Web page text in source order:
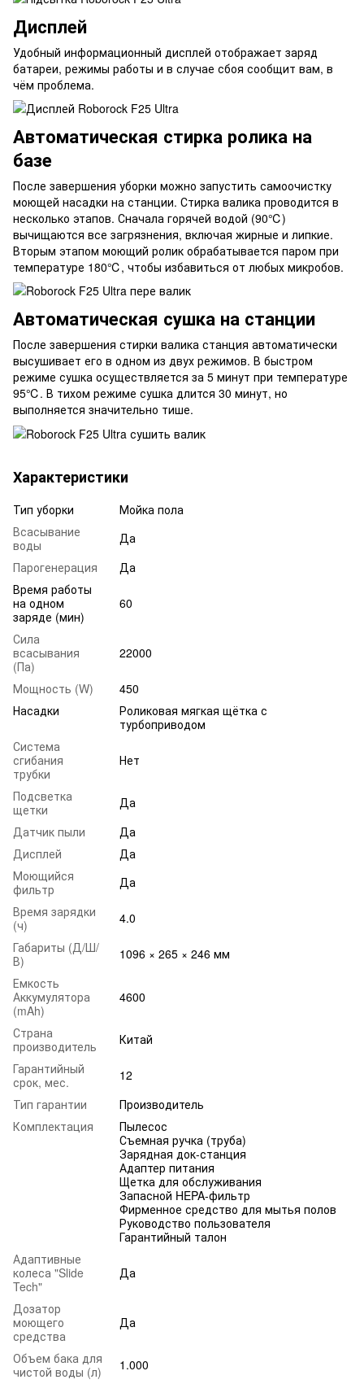
Дисплей
Удобный информационный дисплей отображает заряд
батареи, режимы работы и в случае сбоя сообщит вам, в
чём проблема.
Автоматическая стирка ролика на
базе
После завершения уборки можно запустить самоочистку
моющей насадки на станции. Стирка валика проводится в
несколько этапов. Сначала горячей водой (90℃)
вычищаются все загрязнения, включая жирные и липкие.
Вторым этапом моющий ролик обрабатывается паром при
температуре 180℃, чтобы избавиться от любых микробов.
Автоматическая сушка на станции
После завершения стирки валика станция автоматически
высушивает его в одном из двух режимов. В быстром
режиме сушка осуществляется за 5 минут при температуре
95℃. В тихом режиме сушка длится 30 минут, но
выполняется значительно тише.
Характеристики
Тип уборки
Мойка пола
Всасывание
воды
Да
Парогенерация
Да
Время работы
на одном
заряде (мин)
60
Сила
всасывания
(Па)
22000
Мощность (W)
450
Насадки
Роликовая мягкая щётка с
турбоприводом
Система
сгибания
трубки
Нет
Подсветка
щетки
Да
Датчик пыли
Да
Дисплей
Да
Моющийся
фильтр
Да
Время зарядки
(ч)
4.0
Габариты (Д/Ш/
В)
1096 × 265 × 246 мм
Емкость
Аккумулятора
(mAh)
4600
Страна
производитель
Китай
Гарантийный
срок, мес.
12
Тип гарантии
Производитель
Комплектация
Пылесос
Съемная ручка (труба)
Зарядная док-станция
Адаптер питания
Щетка для обслуживания
Запасной HEPA-фильтр
Фирменное средство для мытья полов
Руководство пользователя
Гарантийный талон
Адаптивные
колеса "Slide
Tech"
Да
Дозатор
моющего
средства
Да
Объем бака для
чистой воды (л)
1.000